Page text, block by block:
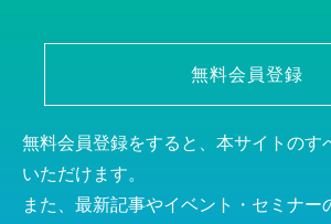
無料会員登録
無料会員登録をすると、本サイトのす
いただけます。
また、最新記事やイベント・セミナー